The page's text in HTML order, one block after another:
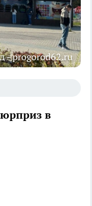
- progorod62.ru
в